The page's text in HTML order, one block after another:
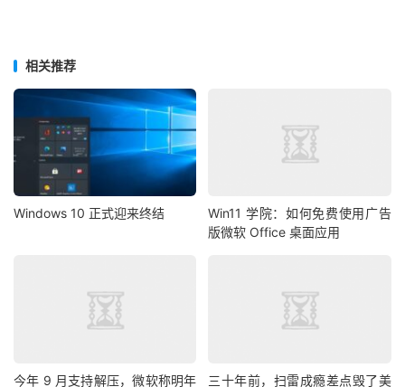
相关推荐
Windows 10 正式迎来终结
Win11 学院：如何免费使用广告
版微软 Office 桌面应用
今年 9 月支持解压，微软称明年
三十年前，扫雷成瘾差点毁了美